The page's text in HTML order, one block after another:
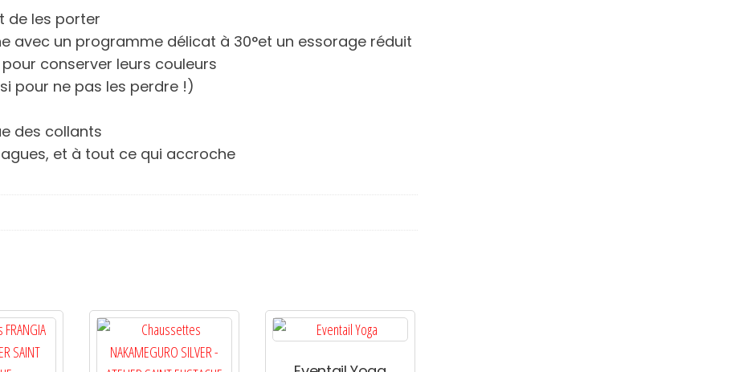
de les porter
avec un programme délicat à 30°et un essorage réduit
pour conserver leurs couleurs
pour ne pas les perdre !)
des collants
et à tout ce qui accroche